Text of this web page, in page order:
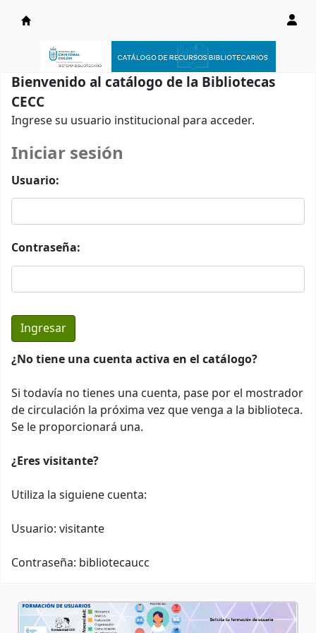
Catálogo en línea
Bienvenido al catálogo de la Bibliotecas
CECC
Ingrese su usuario institucional para acceder.
Iniciar sesión
Usuario:
Contraseña:
¿No tiene una cuenta activa en el catálogo?
Si todavía no tienes una cuenta, pase por el mostrador
de circulación la próxima vez que venga a la biblioteca.
Se le proporcionará una.
¿Eres visitante?
Utiliza la siguiene cuenta:
Usuario: visitante
Contraseña: bibliotecaucc